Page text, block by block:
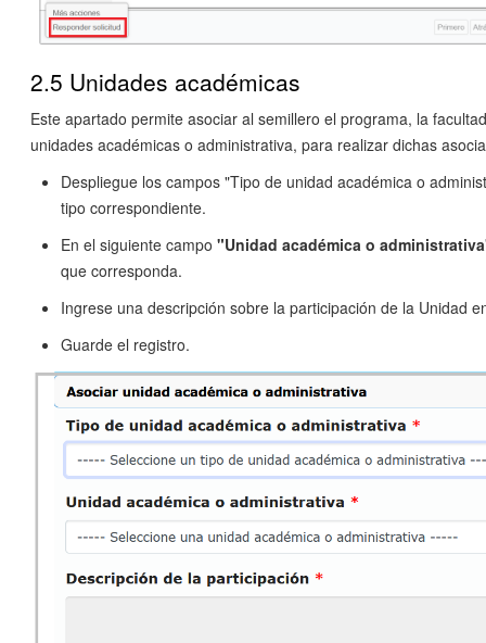
2.5 Unidades académicas
Este apartado permite asociar al semillero el programa, la
unidades académicas o administrativa, para realizar dichas
Despliegue los campos "Tipo de unidad académica o
tipo correspondiente.
En el siguiente campo "Unidad académica o administrativa
que corresponda.
Ingrese una descripción sobre la participación de la Unidad
Guarde el registro.